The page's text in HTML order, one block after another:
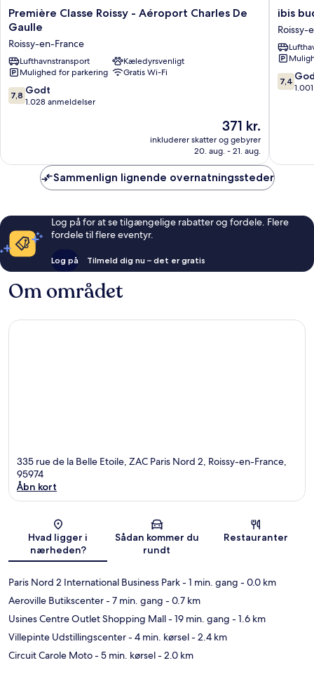
Première
Classe
-
Aéroport
Charles
De
Gaulle
Première Classe Roissy - Aéroport Charles De
Gaulle
Roissy-en-France
Lufthavnstransport
Kæledyrsvenligt
Mulighed for parkering
Gratis Wi-Fi
7.8
ud
anmeldelser
7,8 Godt
1.028 anmeldelser
Prisen
371 kr.
371 kr.
inkluderer skatter og gebyrer
20. aug. - 21. aug.
ibis
budget
Roissy
CDG
Paris
Nord
2
ibis
Roissy-
7.4
ud
7,4
Sammenlign lignende overnatningssteder
Log på for at se tilgængelige rabatter og fordele. Flere
fordele til flere eventyr.
Log på Tilmeld dig nu – det er gratis
Om området
335 rue de la Belle Etoile, ZAC Paris Nord 2, Roissy-en-France,
95974
Åbn kort
Hvad ligger i
nærheden?
Sådan kommer du
rundt
Restauranter
Paris Nord 2 International Business Park- 1 min. gang - 0.0 km
Aeroville Butikscenter- 7 min. gang - 0.7 km
Usines Centre Outlet Shopping Mall- 19 min. gang - 1.6 km
Villepinte Udstillingscenter- 4 min. kørsel- 2.4 km
Circuit Carole Moto- 5 min. kørsel- 2.0 km